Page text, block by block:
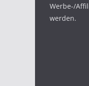
Werbe-/
werden.